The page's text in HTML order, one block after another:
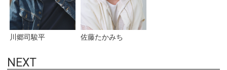
川郷司駿平 佐藤たかみち
NEXT